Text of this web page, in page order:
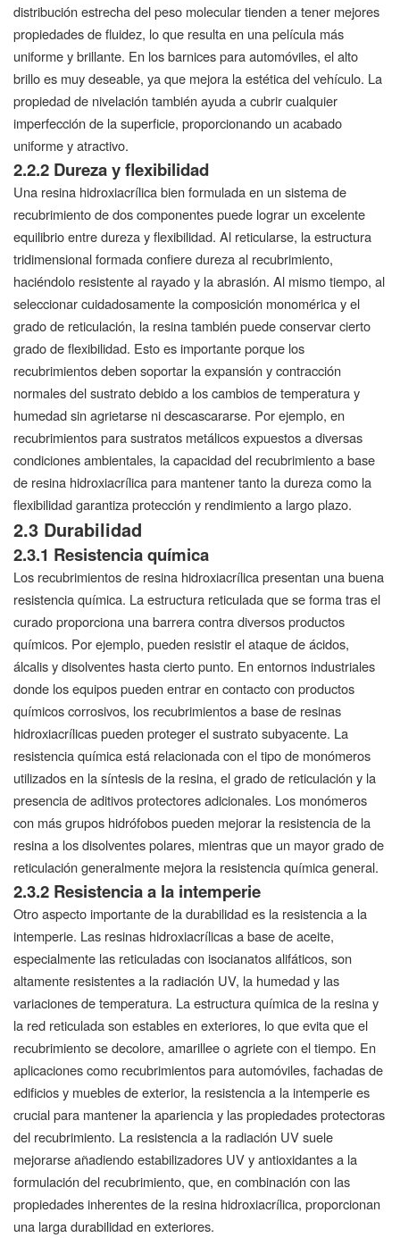
distribución estrecha del peso molecular tienden a tener mejores
propiedades de fluidez, lo que resulta en una película más
uniforme y brillante. En los barnices para automóviles, el alto
brillo es muy deseable, ya que mejora la estética del vehículo. La
propiedad de nivelación también ayuda a cubrir cualquier
imperfección de la superficie, proporcionando un acabado
uniforme y atractivo.
2.2.2 Dureza y flexibilidad
Una resina hidroxiacrílica bien formulada en un sistema de
recubrimiento de dos componentes puede lograr un excelente
equilibrio entre dureza y flexibilidad. Al reticularse, la estructura
tridimensional formada confiere dureza al recubrimiento,
haciéndolo resistente al rayado y la abrasión. Al mismo tiempo, al
seleccionar cuidadosamente la composición monomérica y el
grado de reticulación, la resina también puede conservar cierto
grado de flexibilidad. Esto es importante porque los
recubrimientos deben soportar la expansión y contracción
normales del sustrato debido a los cambios de temperatura y
humedad sin agrietarse ni descascararse. Por ejemplo, en
recubrimientos para sustratos metálicos expuestos a diversas
condiciones ambientales, la capacidad del recubrimiento a base
de resina hidroxiacrílica para mantener tanto la dureza como la
flexibilidad garantiza protección y rendimiento a largo plazo.
2.3 Durabilidad
2.3.1 Resistencia química
Los recubrimientos de resina hidroxiacrílica presentan una buena
resistencia química. La estructura reticulada que se forma tras el
curado proporciona una barrera contra diversos productos
químicos. Por ejemplo, pueden resistir el ataque de ácidos,
álcalis y disolventes hasta cierto punto. En entornos industriales
donde los equipos pueden entrar en contacto con productos
químicos corrosivos, los recubrimientos a base de resinas
hidroxiacrílicas pueden proteger el sustrato subyacente. La
resistencia química está relacionada con el tipo de monómeros
utilizados en la síntesis de la resina, el grado de reticulación y la
presencia de aditivos protectores adicionales. Los monómeros
con más grupos hidrófobos pueden mejorar la resistencia de la
resina a los disolventes polares, mientras que un mayor grado de
reticulación generalmente mejora la resistencia química general.
2.3.2 Resistencia a la intemperie
Otro aspecto importante de la durabilidad es la resistencia a la
intemperie. Las resinas hidroxiacrílicas a base de aceite,
especialmente las reticuladas con isocianatos alifáticos, son
altamente resistentes a la radiación UV, la humedad y las
variaciones de temperatura. La estructura química de la resina y
la red reticulada son estables en exteriores, lo que evita que el
recubrimiento se decolore, amarillee o agriete con el tiempo. En
aplicaciones como recubrimientos para automóviles, fachadas de
edificios y muebles de exterior, la resistencia a la intemperie es
crucial para mantener la apariencia y las propiedades protectoras
del recubrimiento. La resistencia a la radiación UV suele
mejorarse añadiendo estabilizadores UV y antioxidantes a la
formulación del recubrimiento, que, en combinación con las
propiedades inherentes de la resina hidroxiacrílica, proporcionan
una larga durabilidad en exteriores.